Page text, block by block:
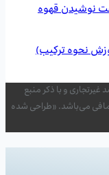
نوشیدن قهوه
نحوه ترکیب)
غیرتجاری و با ذکر منبع
مافی می‌باشد. «طراحی شده